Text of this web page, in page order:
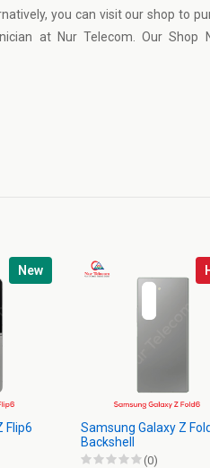
you can visit our shop to
at Nur Telecom. Our Shop
New
Flip6
Samsung Galaxy Z
Backshell
(0)